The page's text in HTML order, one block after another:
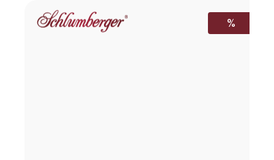
Bildergalerie überspringen
RABATT
%